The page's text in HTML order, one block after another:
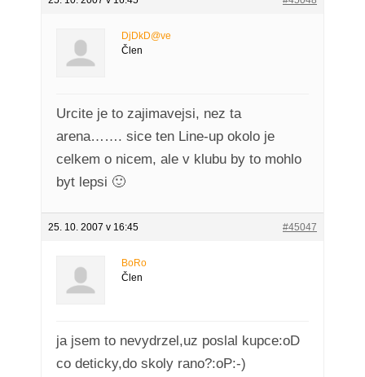
DjDkD@ve
Člen
Urcite je to zajimavejsi, nez ta
arena……. sice ten Line-up okolo je
celkem o nicem, ale v klubu by to mohlo
byt lepsi 🙂
25. 10. 2007 v 16:45 #45047
BoRo
Člen
ja jsem to nevydrzel,uz poslal kupce:oD
co deticky,do skoly rano?:oP:-)